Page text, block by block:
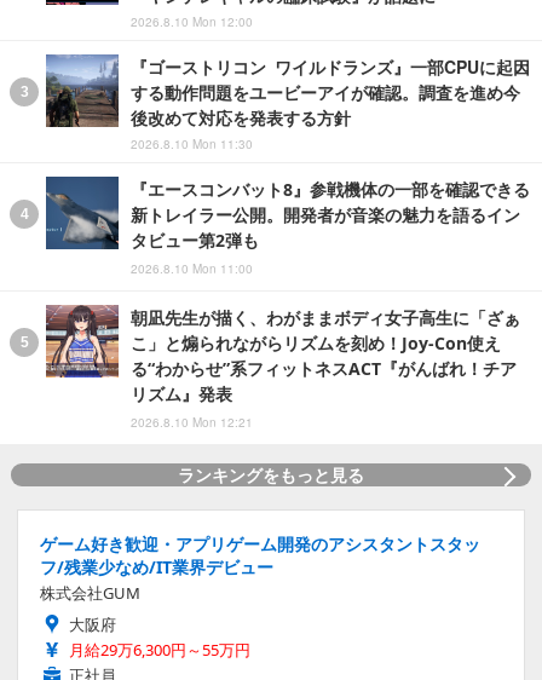
2026.8.10 Mon 12:00
『ゴーストリコン ワイルドランズ』一部CPUに起因
する動作問題をユービーアイが確認。調査を進め今
後改めて対応を発表する方針
2026.8.10 Mon 11:30
『エースコンバット8』参戦機体の一部を確認できる
新トレイラー公開。開発者が音楽の魅力を語るイン
タビュー第2弾も
2026.8.10 Mon 11:00
朝凪先生が描く、わがままボディ女子高生に「ざぁ
こ」と煽られながらリズムを刻め！Joy-Con使え
る“わからせ”系フィットネスACT『がんばれ！チア
リズム』発表
2026.8.10 Mon 12:21
ランキングをもっと見る
ゲーム好き歓迎・アプリゲーム開発のアシスタントスタッ
フ/残業少なめ/IT業界デビュー
株式会社GUM
大阪府
月給29万6,300円～55万円
正社員